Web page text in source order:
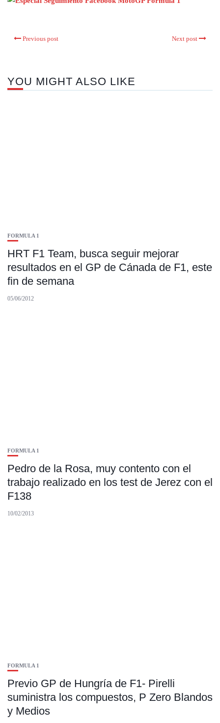
Previous post Next post
YOU MIGHT ALSO LIKE
FORMULA 1
HRT F1 Team, busca seguir mejorar
resultados en el GP de Cánada de F1, este
fin de semana
05/06/2012
FORMULA 1
Pedro de la Rosa, muy contento con el
trabajo realizado en los test de Jerez con el
F138
10/02/2013
FORMULA 1
Previo GP de Hungría de F1- Pirelli
suministra los compuestos, P Zero Blandos
y Medios